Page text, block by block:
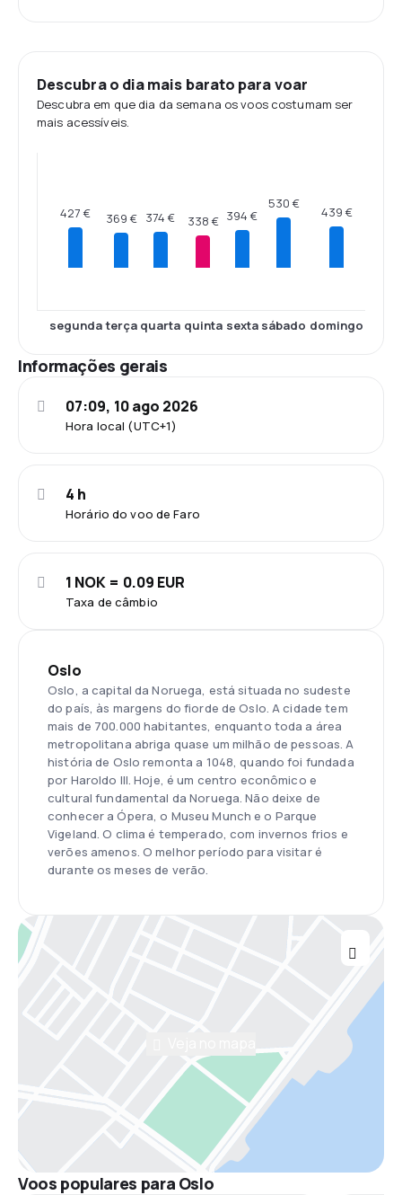
Descubra o dia mais barato para voar
Descubra em que dia da semana os voos costumam ser
mais acessíveis.
427 €
segunda
369 €
terça
374 €
quarta
338 €
quinta
394 €
sexta
530 €
sábado
439 €
domingo
Informações gerais
Hora local (UTC+1)
07:09, 10 ago 2026
Horário do voo de Faro
4 h
Taxa de câmbio
1 NOK = 0.09 EUR
Oslo
Oslo, a capital da Noruega, está situada no sudeste
do país, às margens do fiorde de Oslo. A cidade tem
mais de 700.000 habitantes, enquanto toda a área
metropolitana abriga quase um milhão de pessoas. A
história de Oslo remonta a 1048, quando foi fundada
por Haroldo III. Hoje, é um centro econômico e
cultural fundamental da Noruega. Não deixe de
conhecer a Ópera, o Museu Munch e o Parque
Vigeland. O clima é temperado, com invernos frios e
verões amenos. O melhor período para visitar é
durante os meses de verão.
Voos populares para Oslo